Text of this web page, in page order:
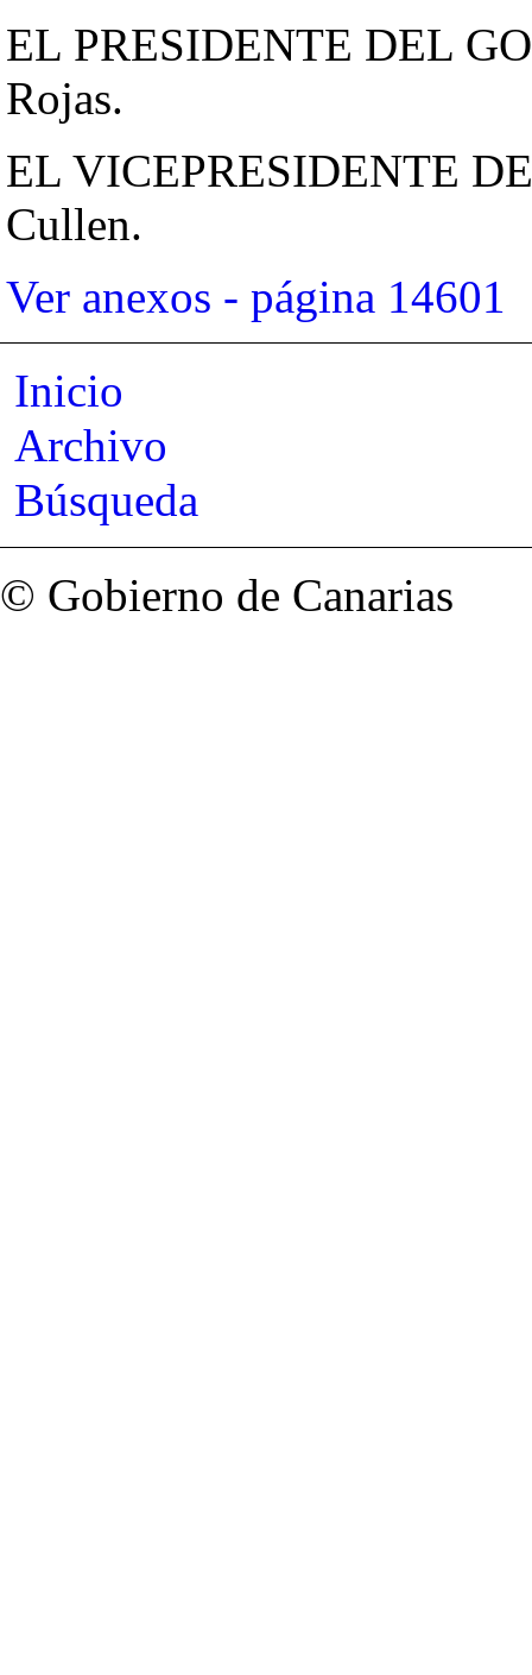
EL PRESIDENTE DEL
Rojas.
EL VICEPRESIDENTE
Cullen.
Ver anexos - página 14601
Inicio
Archivo
Búsqueda
© Gobierno de Canarias